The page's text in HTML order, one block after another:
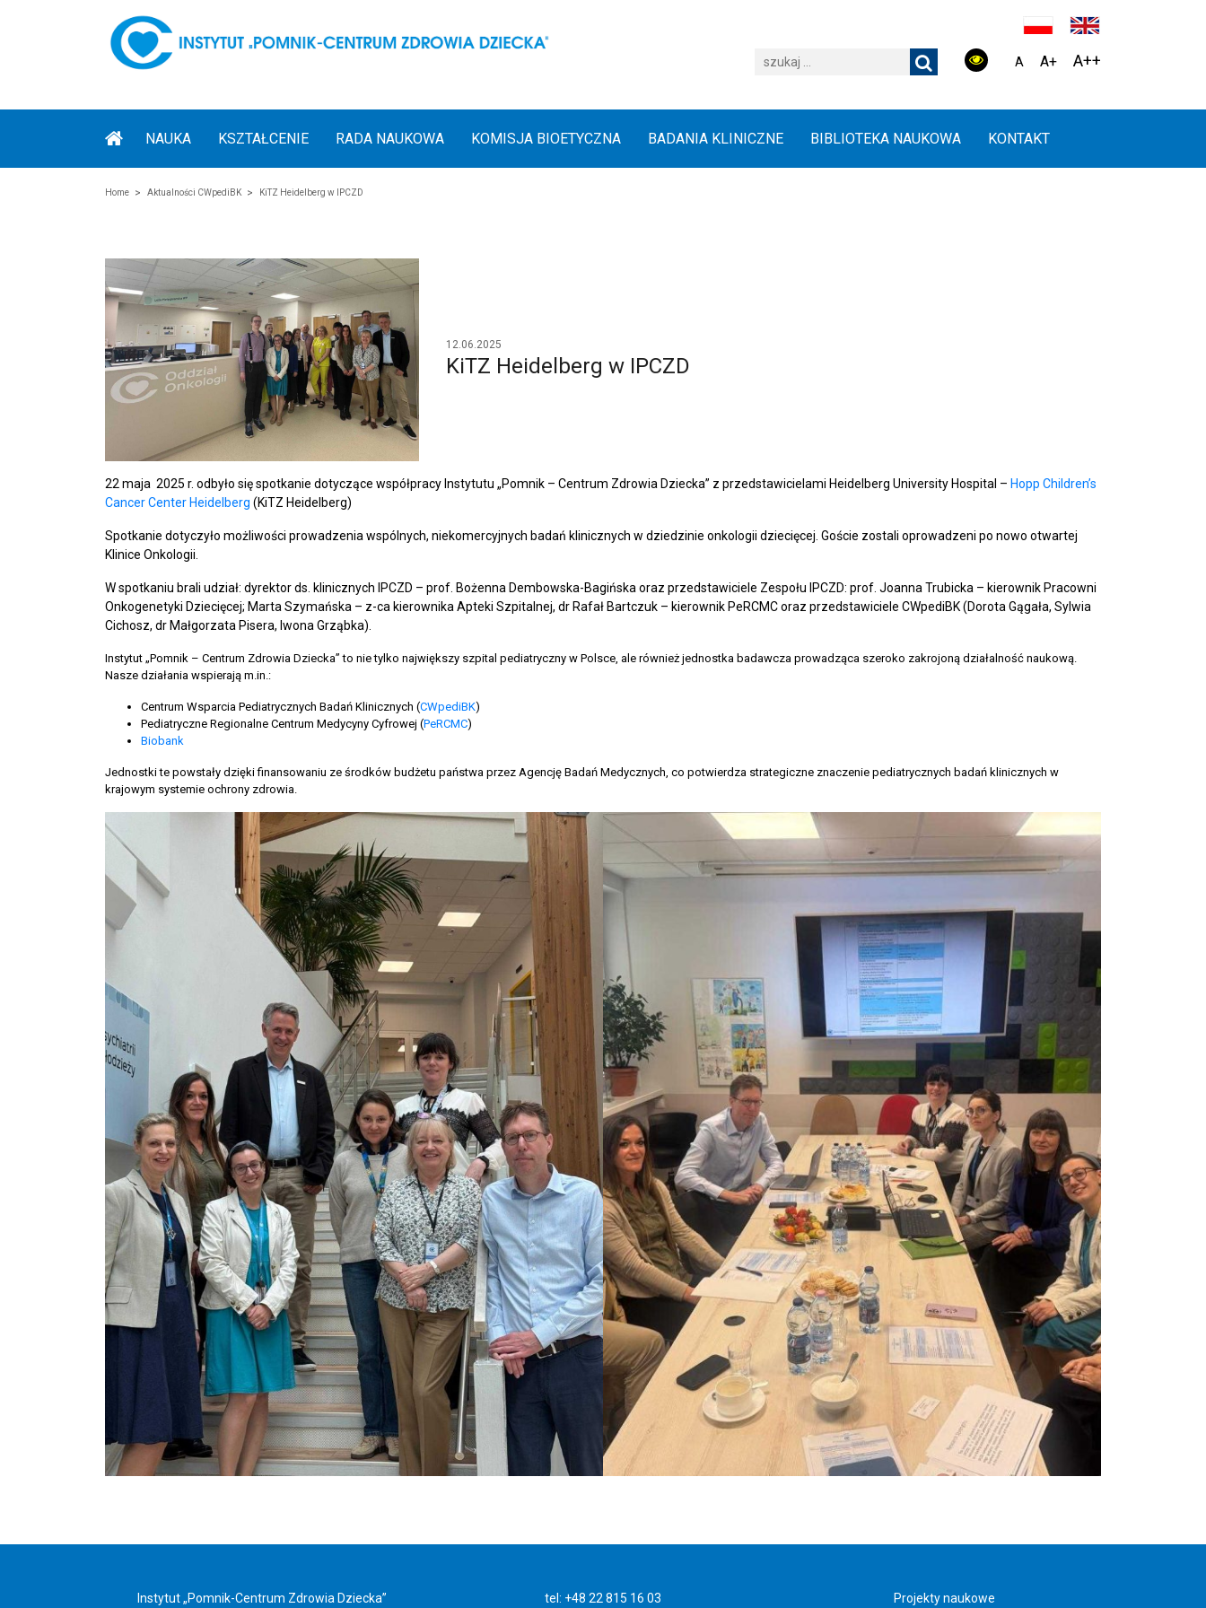
A A+ A++
NAUKA KSZTAŁCENIE RADA NAUKOWA KOMISJA BIOETYCZNA BADANIA KLINICZNE BIBLIOTEKA NAUKOWA KONTAKT
Home Aktualności CWpediBK KiTZ Heidelberg w IPCZD
12.06.2025
KiTZ Heidelberg w IPCZD
22 maja 2025 r. odbyło się spotkanie dotyczące współpracy Instytutu „Pomnik – Centrum Zdrowia Dziecka” z przedstawicielami Heidelberg University Hospital – Hopp Children’s
Cancer Center Heidelberg (KiTZ Heidelberg)
Spotkanie dotyczyło możliwości prowadzenia wspólnych, niekomercyjnych badań klinicznych w dziedzinie onkologii dziecięcej. Goście zostali oprowadzeni po nowo otwartej
Klinice Onkologii.
W spotkaniu brali udział: dyrektor ds. klinicznych IPCZD – prof. Bożenna Dembowska-Bagińska oraz przedstawiciele Zespołu IPCZD: prof. Joanna Trubicka – kierownik Pracowni
Onkogenetyki Dziecięcej; Marta Szymańska – z-ca kierownika Apteki Szpitalnej, dr Rafał Bartczuk – kierownik PeRCMC oraz przedstawiciele CWpediBK (Dorota Gągała, Sylwia
Cichosz, dr Małgorzata Pisera, Iwona Grząbka).
Instytut „Pomnik – Centrum Zdrowia Dziecka” to nie tylko największy szpital pediatryczny w Polsce, ale również jednostka badawcza prowadząca szeroko zakrojoną działalność naukową.
Nasze działania wspierają m.in.:
Centrum Wsparcia Pediatrycznych Badań Klinicznych (CWpediBK)
Pediatryczne Regionalne Centrum Medycyny Cyfrowej (PeRCMC)
Biobank
Jednostki te powstały dzięki finansowaniu ze środków budżetu państwa przez Agencję Badań Medycznych, co potwierdza strategiczne znaczenie pediatrycznych badań klinicznych w
krajowym systemie ochrony zdrowia.
Instytut „Pomnik-Centrum Zdrowia Dziecka” tel: +48 22 815 16 03 Projekty naukowe